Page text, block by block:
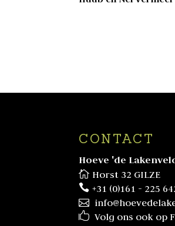
CONTACT
Hoeve 'de
Horst 32 GILZE
+31 (0)161 - 225
Volg ons ook op